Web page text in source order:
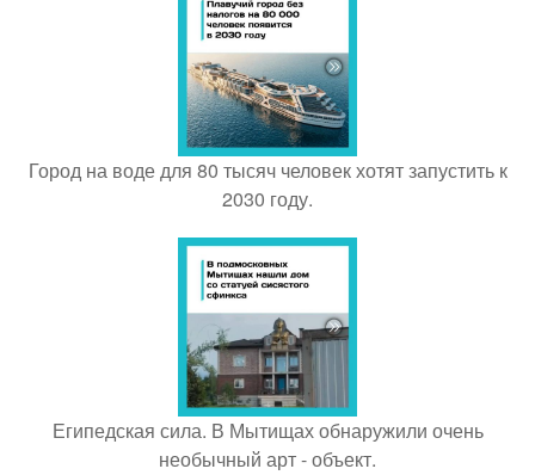
Город на воде для 80 тысяч человек хотят запустить к
2030 году.
Египедская сила. В Мытищах обнаружили очень
необычный арт - объект.